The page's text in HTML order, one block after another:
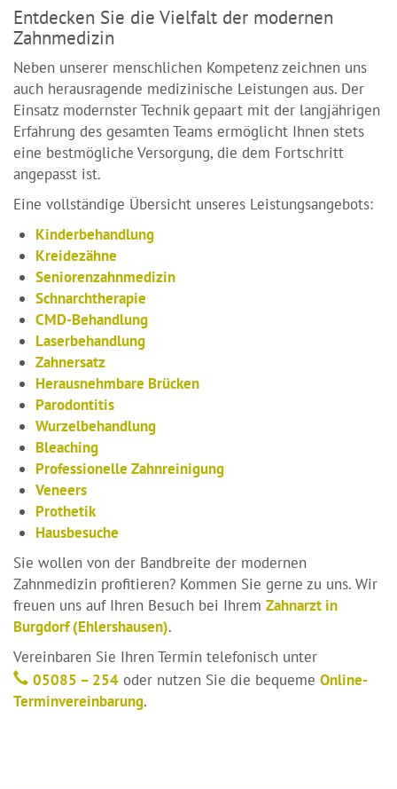
Entdecken Sie die Vielfalt der modernen
Zahnmedizin
Neben unserer menschlichen Kompetenz zeichnen uns
auch herausragende medizinische Leistungen aus. Der
Einsatz modernster Technik gepaart mit der langjährigen
Erfahrung des gesamten Teams ermöglicht Ihnen stets
eine bestmögliche Versorgung, die dem Fortschritt
angepasst ist.
Eine vollständige Übersicht unseres Leistungsangebots:
Kinderbehandlung
Kreidezähne
Seniorenzahnmedizin
Schnarchtherapie
CMD-Behandlung
Laserbehandlung
Zahnersatz
Herausnehmbare Brücken
Parodontitis
Wurzelbehandlung
Bleaching
Professionelle Zahnreinigung
Veneers
Prothetik
Hausbesuche
Sie wollen von der Bandbreite der modernen
Zahnmedizin profitieren? Kommen Sie gerne zu uns. Wir
freuen uns auf Ihren Besuch bei Ihrem Zahnarzt in
Burgdorf (Ehlershausen).
Vereinbaren Sie Ihren Termin telefonisch unter
05085 – 254 oder nutzen Sie die bequeme Online-
Terminvereinbarung.